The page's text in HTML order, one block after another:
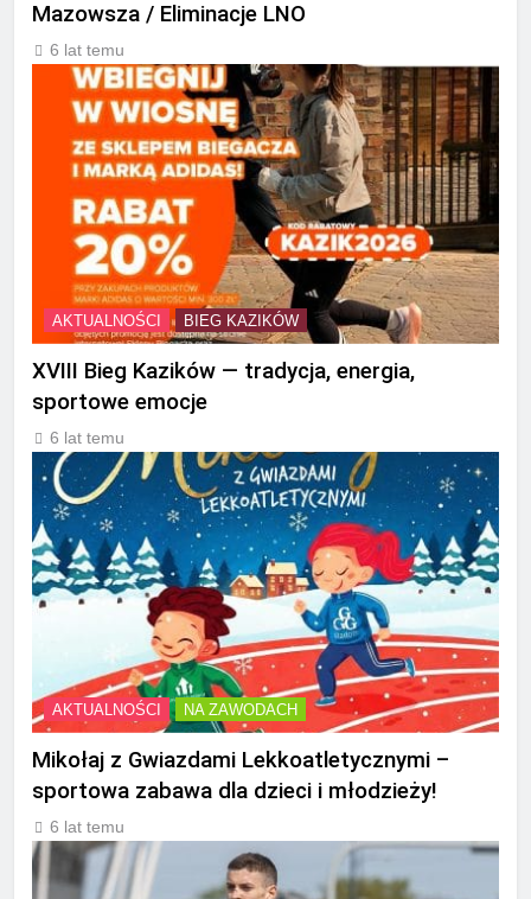
Mazowsza / Eliminacje LNO
6 lat temu
AKTUALNOŚCI BIEG KAZIKÓW
XVIII Bieg Kazików — tradycja, energia,
sportowe emocje
6 lat temu
AKTUALNOŚCI NA ZAWODACH
Mikołaj z Gwiazdami Lekkoatletycznymi –
sportowa zabawa dla dzieci i młodzieży!
6 lat temu